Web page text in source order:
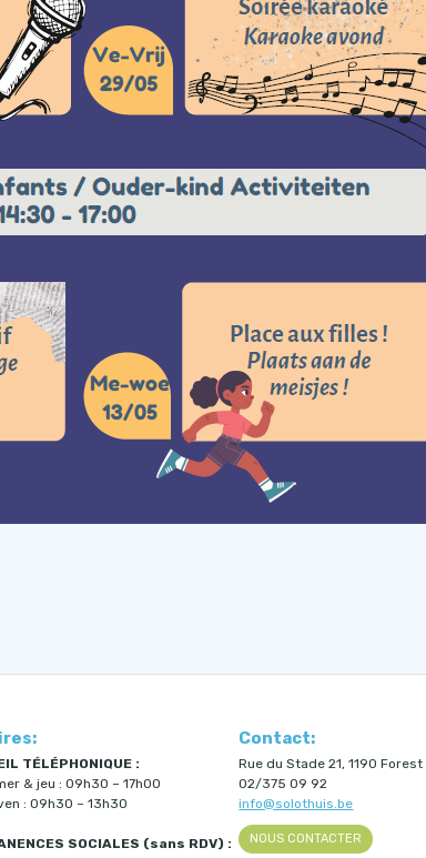
TÉLÉPHONIQUE :
& jeu : 09h30 – 17h00
: 09h30 – 13h30
SOCIALES (sans RDV) :
Contact:
Rue du Stade 21, 1190 Forest
02/375 09 92
info@solothuis.be
NOUS CONTACTER